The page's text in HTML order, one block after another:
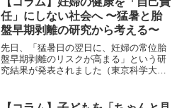
続けていたとしても、...
任」にしない社会へ 〜猛暑と胎
盤早期剥離の研究から考える〜
先日、「猛暑日の翌日に、妊婦の常位胎
盤早期剥離のリスクが高まる」という研
究結果が発表されました（東京科学大
が気をつけましょう」で終わってはいけ